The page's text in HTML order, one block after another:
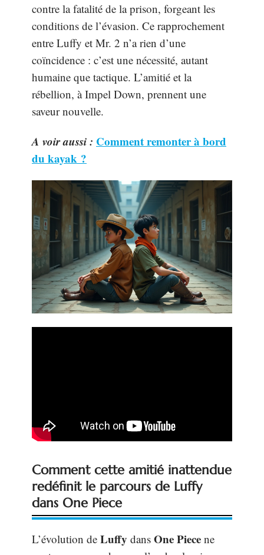
contre la fatalité de la prison, forgeant les
conditions de l’évasion. Ce rapprochement
entre Luffy et Mr. 2 n’a rien d’une
coïncidence : c’est une nécessité, autant
humaine que tactique. L’amitié et la
rébellion, à Impel Down, prennent une
saveur nouvelle.
A voir aussi : Comment remonter à bord
du kayak ?
Comment cette amitié inattendue
redéfinit le parcours de Luffy
dans One Piece
L’évolution de Luffy dans One Piece ne